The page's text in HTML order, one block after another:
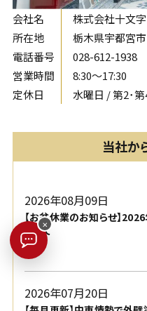
会社名
株式会社十文
所在地
栃木県宇都宮
電話番号
028-612-1938
営業時間
8:30〜17:30
定休日
水曜日 / 第2･第
当社か
2026年08月09日
【お盆休業のお知らせ】
ついて
2026年07月20日
×